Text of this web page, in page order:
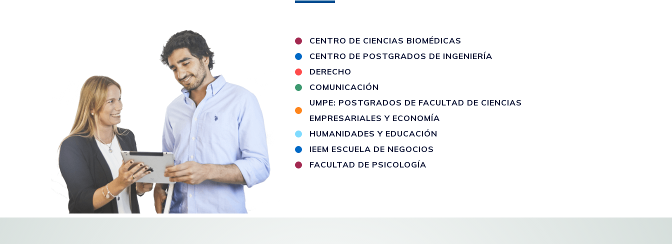
CENTRO DE CIENCIAS BIOMÉDICAS
CENTRO DE POSTGRADOS DE INGENIERÍA
DERECHO
COMUNICACIÓN
UMPE: POSTGRADOS DE FACULTAD DE CIENCIAS
EMPRESARIALES Y ECONOMÍA
HUMANIDADES Y EDUCACIÓN
IEEM ESCUELA DE NEGOCIOS
FACULTAD DE PSICOLOGÍA